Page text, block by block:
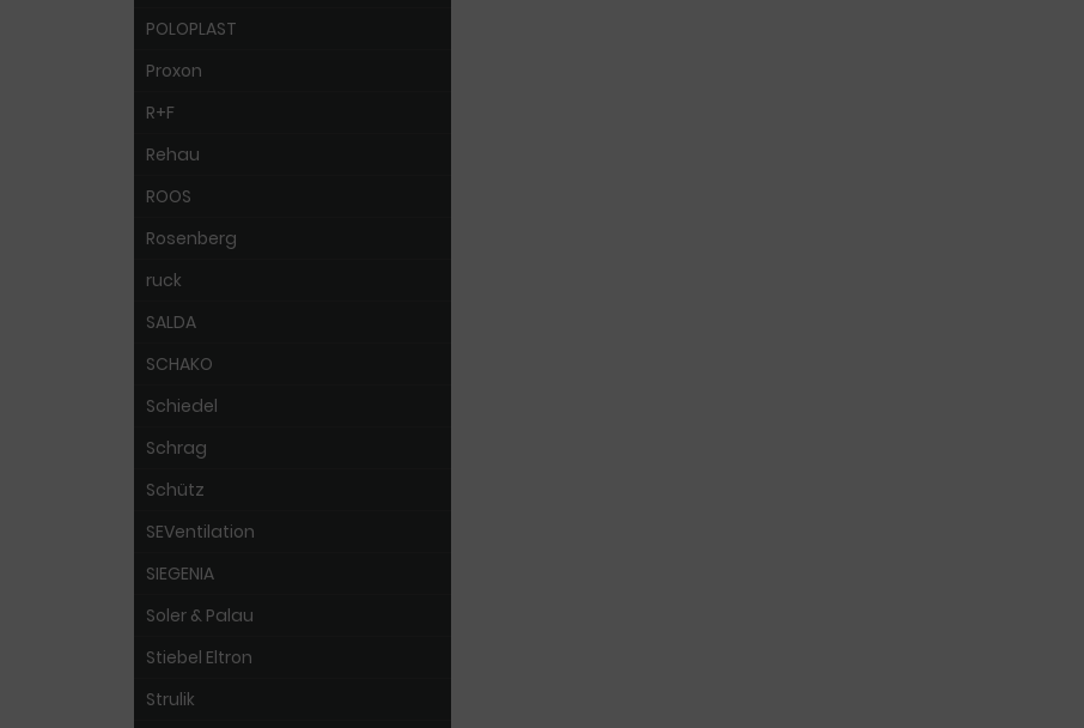
POLOPLAST
Proxon
R+F
Rehau
ROOS
Rosenberg
ruck
SALDA
SCHAKO
Schiedel
Schrag
Schütz
SEVentilation
SIEGENIA
Soler & Palau
Stiebel Eltron
Strulik